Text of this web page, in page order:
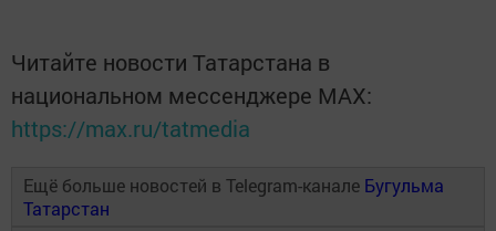
Читайте новости Татарстана в
национальном мессенджере MАХ:
https://max.ru/tatmedia
Ещё больше новостей в Telegram-канале Бугульма
Татарстан